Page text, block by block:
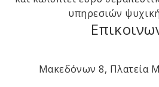
υπηρεσιών
Μακεδόνων 8, Πλατεία